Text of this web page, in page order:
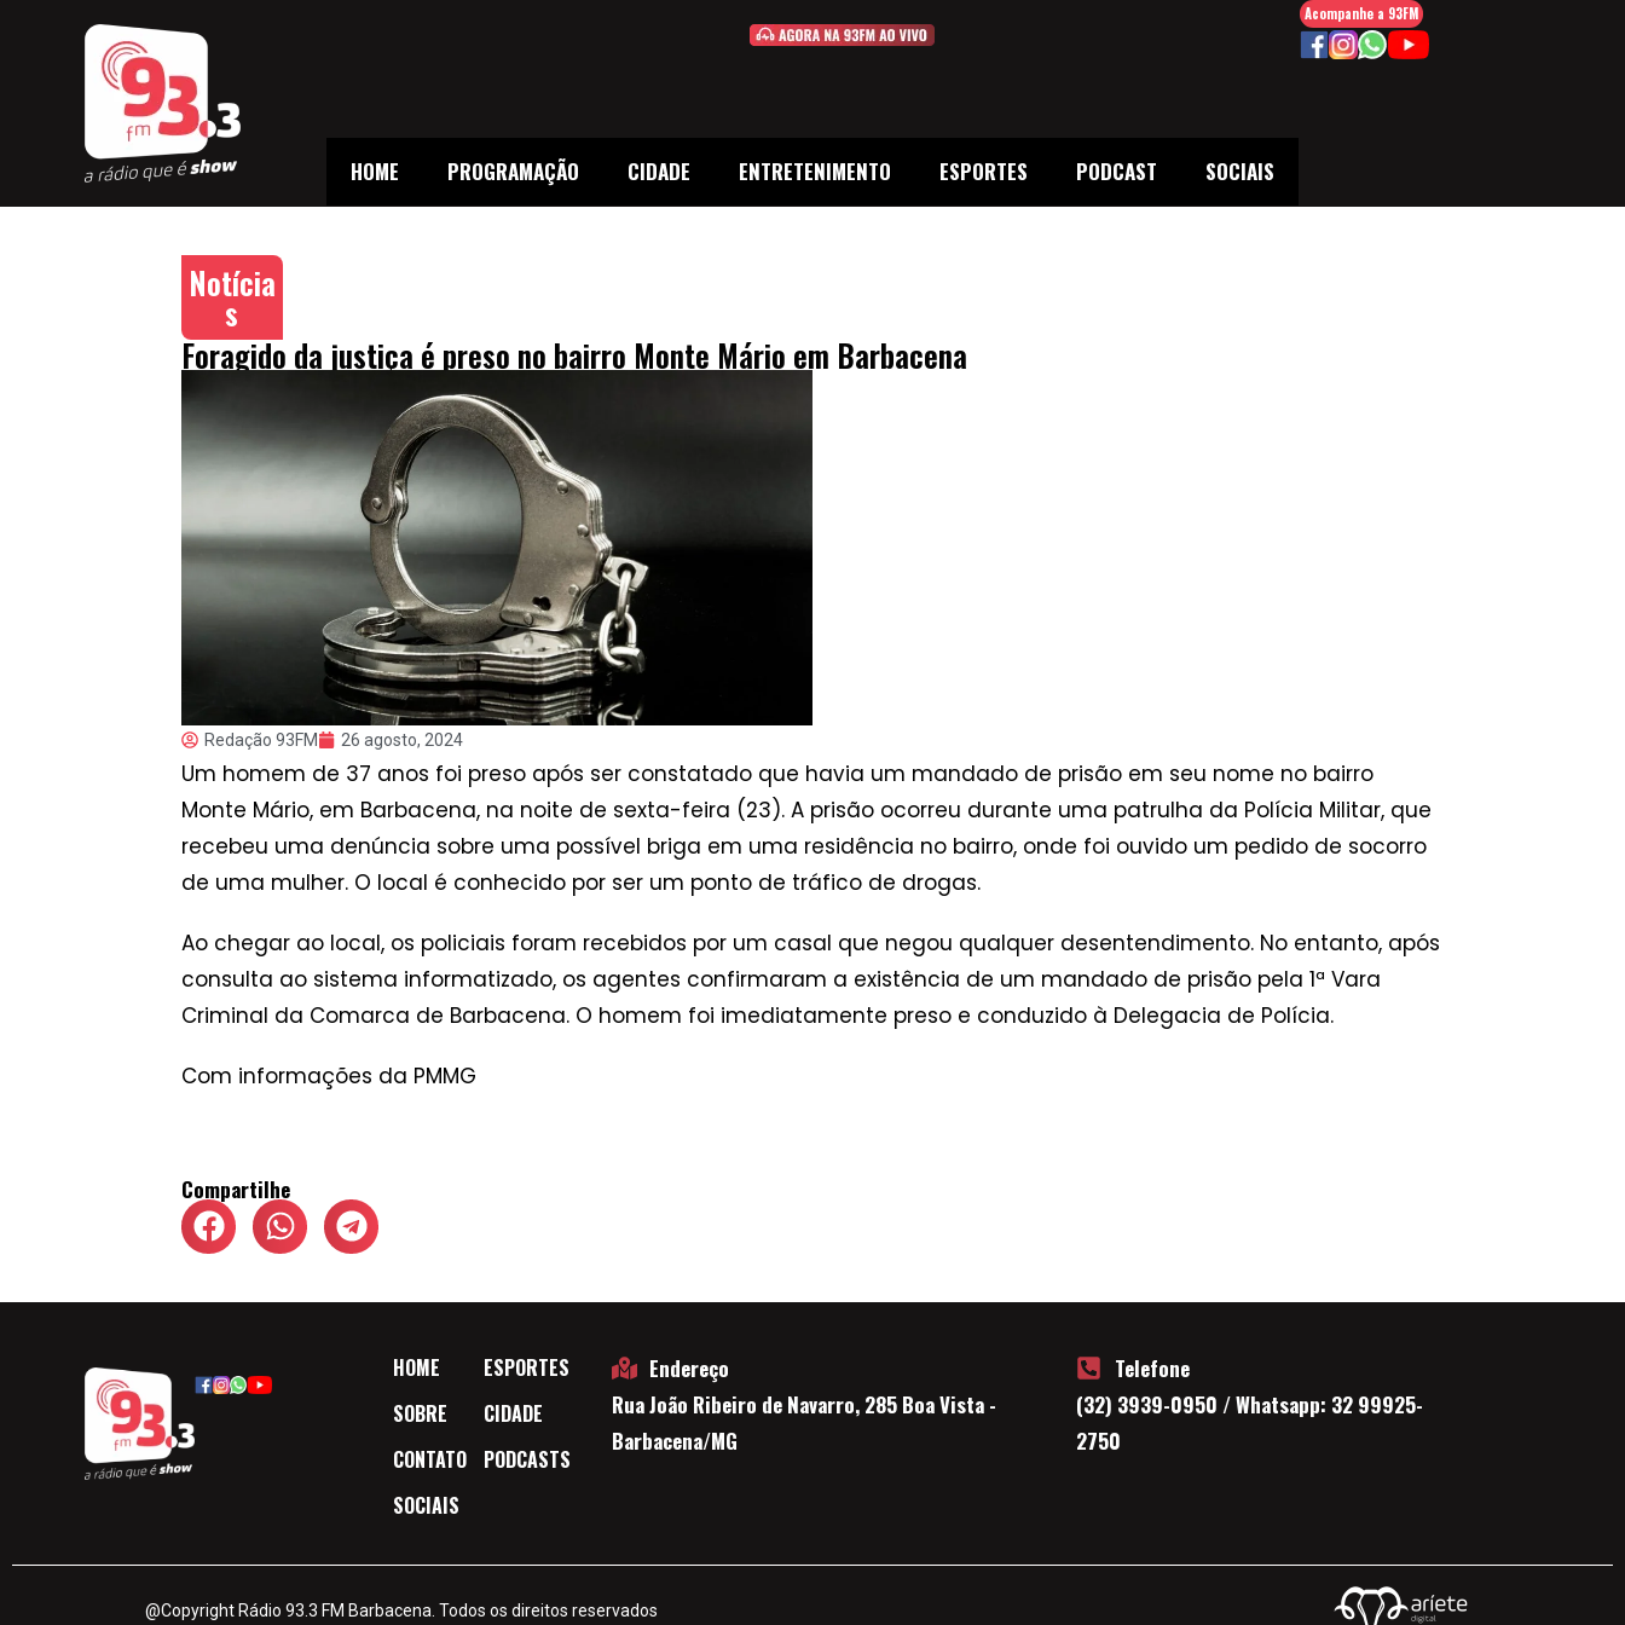
HOME PROGRAMAÇÃO CIDADE ENTRETENIMENTO ESPORTES PODCAST SOCIAIS
Acompanhe a 93FM
Notícia
s
Foragido da justiça é preso no bairro Monte Mário em Barbacena
Redação 93FM 26 agosto, 2024
Um homem de 37 anos foi preso após ser constatado que havia um mandado de prisão em seu nome no bairro
Monte Mário, em Barbacena, na noite de sexta-feira (23). A prisão ocorreu durante uma patrulha da Polícia Militar, que
recebeu uma denúncia sobre uma possível briga em uma residência no bairro, onde foi ouvido um pedido de socorro
de uma mulher. O local é conhecido por ser um ponto de tráfico de drogas.
Ao chegar ao local, os policiais foram recebidos por um casal que negou qualquer desentendimento. No entanto, após
consulta ao sistema informatizado, os agentes confirmaram a existência de um mandado de prisão pela 1ª Vara
Criminal da Comarca de Barbacena. O homem foi imediatamente preso e conduzido à Delegacia de Polícia.
Com informações da PMMG
Compartilhe
HOME
SOBRE
CONTATO
SOCIAIS
ESPORTES
CIDADE
PODCASTS
Endereço
Rua João Ribeiro de Navarro, 285 Boa Vista -
Barbacena/MG
Telefone
(32) 3939-0950 / Whatsapp: 32 99925-
2750
@Copyright Rádio 93.3 FM Barbacena. Todos os direitos reservados